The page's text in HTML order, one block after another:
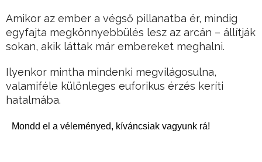
Amikor az ember a végső pillanatba ér, mindig
egyfajta megkönnyebbülés lesz az arcán – állítják
sokan, akik láttak már embereket meghalni.
Ilyenkor mintha mindenki megvilágosulna,
valamiféle különleges euforikus érzés keríti
hatalmába.
Mondd el a véleményed, kíváncsiak vagyunk rá!